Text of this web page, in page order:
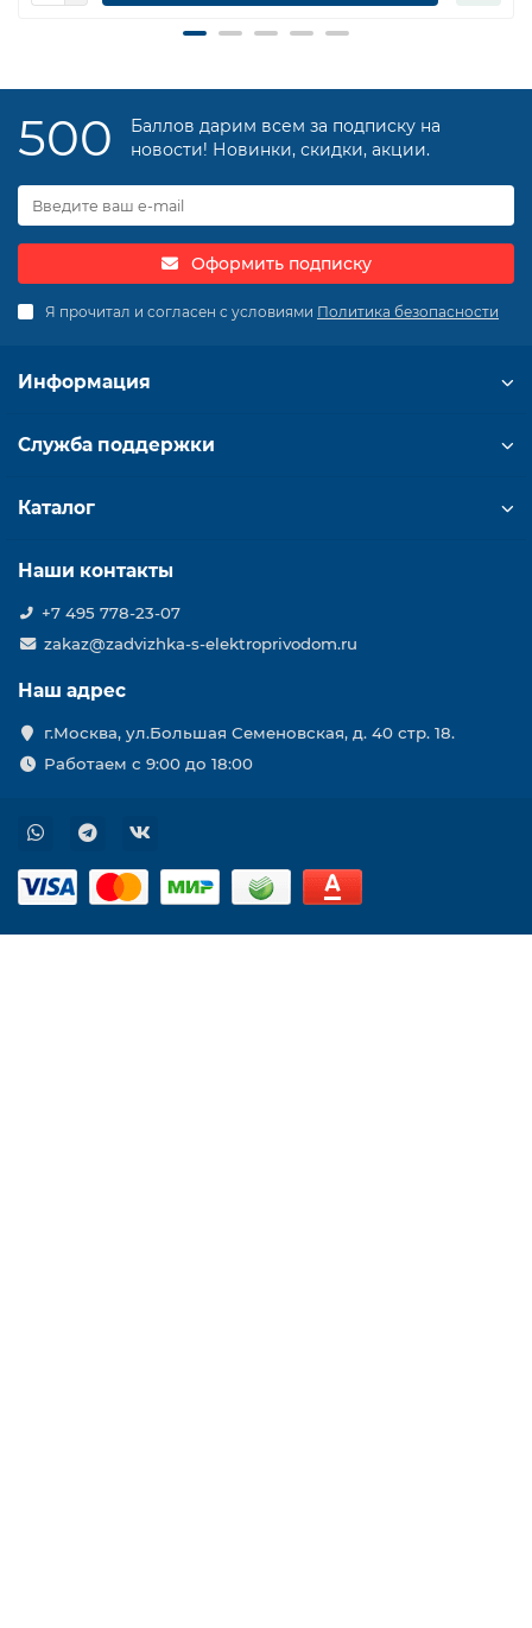
500
Баллов дарим всем за подписку на
новости! Новинки, скидки, акции.
Оформить подписку
Я прочитал и согласен с условиями Политика безопасности
Информация
Служба поддержки
Каталог
Наши контакты
+7 495 778-23-07
zakaz@zadvizhka-s-elektroprivodom.ru
Наш адрес
г.Москва, ул.Большая Семеновская, д. 40 стр. 18.
Работаем с 9:00 до 18:00